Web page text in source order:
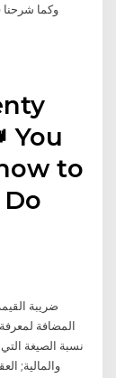
وكما
You
to
ضريبة
المضافة
نسبة الصيغة
والمالية;